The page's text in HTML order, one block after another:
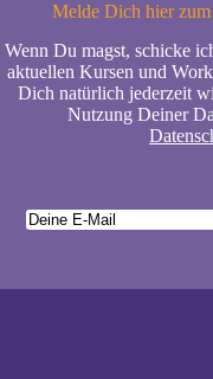
Melde Dich hier
Wenn Du magst, schicke
aktuellen Kursen und
Dich natürlich jederzeit
Nutzung Deiner